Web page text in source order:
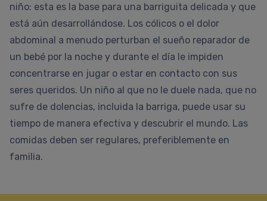
niño: esta es la base para una barriguita delicada y que
está aún desarrollándose. Los cólicos o el dolor
abdominal a menudo perturban el sueño reparador de
un bebé por la noche y durante el día le impiden
concentrarse en jugar o estar en contacto con sus
seres queridos. Un niño al que no le duele nada, que no
sufre de dolencias, incluida la barriga, puede usar su
tiempo de manera efectiva y descubrir el mundo. Las
comidas deben ser regulares, preferiblemente en
familia.